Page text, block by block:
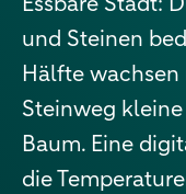
und Steinen
Hälfte
Steinweg
Baum. Eine
die